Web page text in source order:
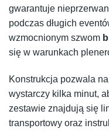
gwarantuje
podczas długich
wzmocnionym szwom
się w warunkach
Konstrukcja pozwala
wystarczy kilka minut,
zestawie znajdują się
transportowy oraz